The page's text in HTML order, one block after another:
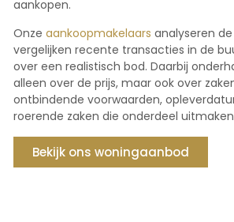
aankopen.
Onze aankoopmakelaars analyseren
vergelijken recente transacties in de
over een realistisch bod. Daarbij
alleen over de prijs, maar ook over
ontbindende voorwaarden,
roerende zaken die onderdeel
Bekijk ons woningaanbod